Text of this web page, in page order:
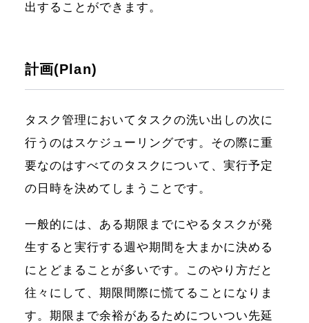
出することができます。
計画(Plan)
タスク管理においてタスクの洗い出しの次に
行うのはスケジューリングです。その際に重
要なのはすべてのタスクについて、実行予定
の日時を決めてしまうことです。
一般的には、ある期限までにやるタスクが発
生すると実行する週や期間を大まかに決める
にとどまることが多いです。このやり方だと
往々にして、期限間際に慌てることになりま
す。期限まで余裕があるためについつい先延